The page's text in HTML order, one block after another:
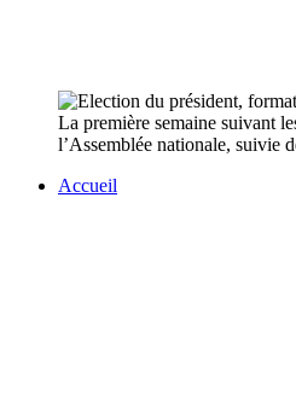
La première semaine suivant
l’Assemblée nationale, suivie
Accueil